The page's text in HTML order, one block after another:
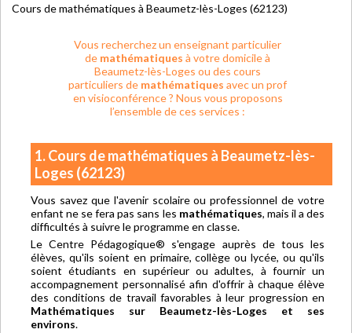
Cours de mathématiques à Beaumetz-lès-Loges (62123)
Vous recherchez un enseignant particulier
de mathématiques à votre domicile à
Beaumetz-lès-Loges ou des cours
particuliers de mathématiques avec un prof
en visioconférence ? Nous vous proposons
l’ensemble de ces services :
1. Cours de mathématiques à Beaumetz-lès-
Loges (62123)
Vous savez que l'avenir scolaire ou professionnel de votre
enfant ne se fera pas sans les mathématiques, mais il a des
difficultés à suivre le programme en classe.
Le Centre Pédagogique® s'engage auprès de tous les
élèves, qu'ils soient en primaire, collège ou lycée, ou qu'ils
soient étudiants en supérieur ou adultes, à fournir un
accompagnement personnalisé afin d'offrir à chaque élève
des conditions de travail favorables à leur progression en
Mathématiques sur Beaumetz-lès-Loges et ses
environs.